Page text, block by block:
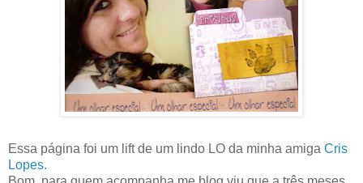
Essa página foi um lift de um lindo LO da minha amiga Cris
Lopes.